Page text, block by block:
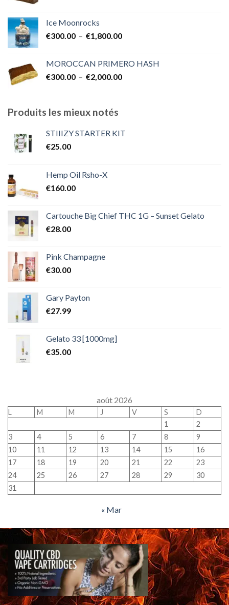
à
Ice Moonrocks
€300.00 – €1,800.00Plage
€300.00
à
MOROCCAN PRIMERO HASH
€300.00 – €2,000.00Plage
€2,000.00
Produits les mieux notés
STIIIZY STARTER KIT
€25.00
Hemp Oil Rsho-X
€160.00
Cartouche Big Chief THC 1G – Sunset Gelato
€28.00
Pink Champagne
€30.00
Gary Payton
€27.99
Gelato 33 [1000mg]
€35.00
août 2026
L M M J V S
D
1
2
3
4 5 6 7 8
9
10
11 12 13 14 15
16
17
18 19 20 21 22
23
24
25 26 27 28 29
30
31
« Mar